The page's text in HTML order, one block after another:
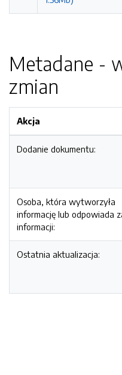
Metadane -
zmian
Akcja
Dodanie dokumentu:
Osoba, która wytworzyła
informację lub odpowiada
informacji:
Ostatnia aktualizacja: